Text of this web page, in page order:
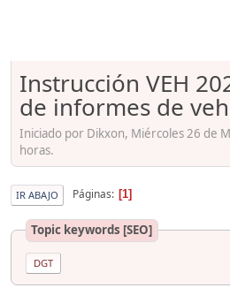
Instrucción VEH
de informes de
Iniciado por Dikxon, Miércoles 26 de
horas.
IR ABAJO Páginas 1
Topic keywords [SEO]
DGT